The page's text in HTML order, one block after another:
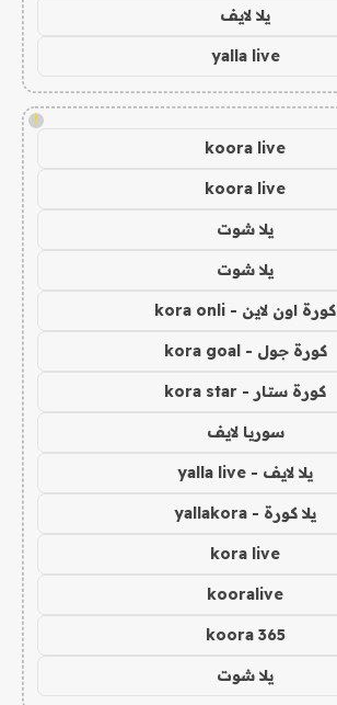
يلا لايف
yalla live
!
koora live
koora live
يلا شوت
يلا شوت
كورة اون لاين - kora onli
كورة جول - kora goal
كورة ستار - kora star
سوريا لايف
يلا لايف - yalla live
يلا كورة - yallakora
kora live
kooralive
koora 365
يلا شوت